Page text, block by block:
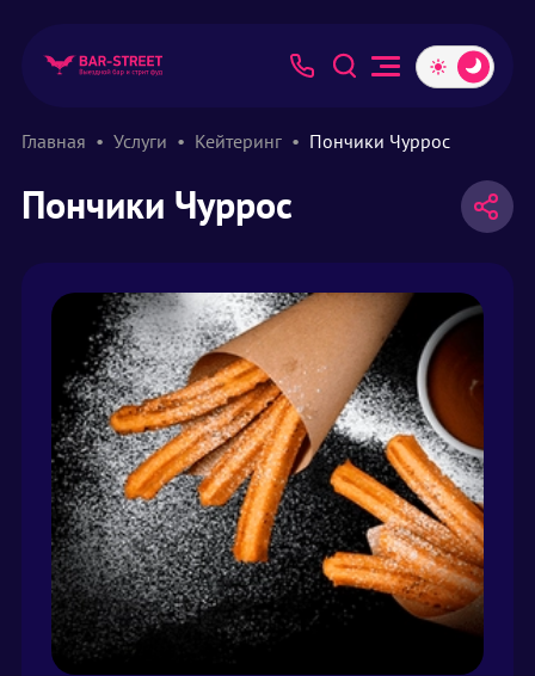
Главная Услуги Кейтеринг Пончики Чуррос
Пончики Чуррос